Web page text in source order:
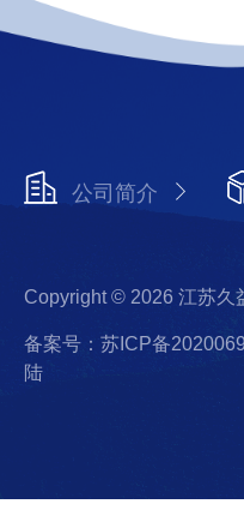
公司简介
Copyright © 2026 江苏久
备案号：苏ICP备
陆